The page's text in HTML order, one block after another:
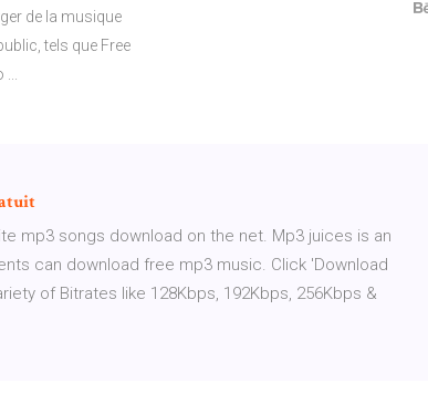
de la musique
tels que Free
...
mp3 songs download on the net. Mp3 juices is an
can download free mp3 music. Click 'Download
of Bitrates like 128Kbps, 192Kbps, 256Kbps &